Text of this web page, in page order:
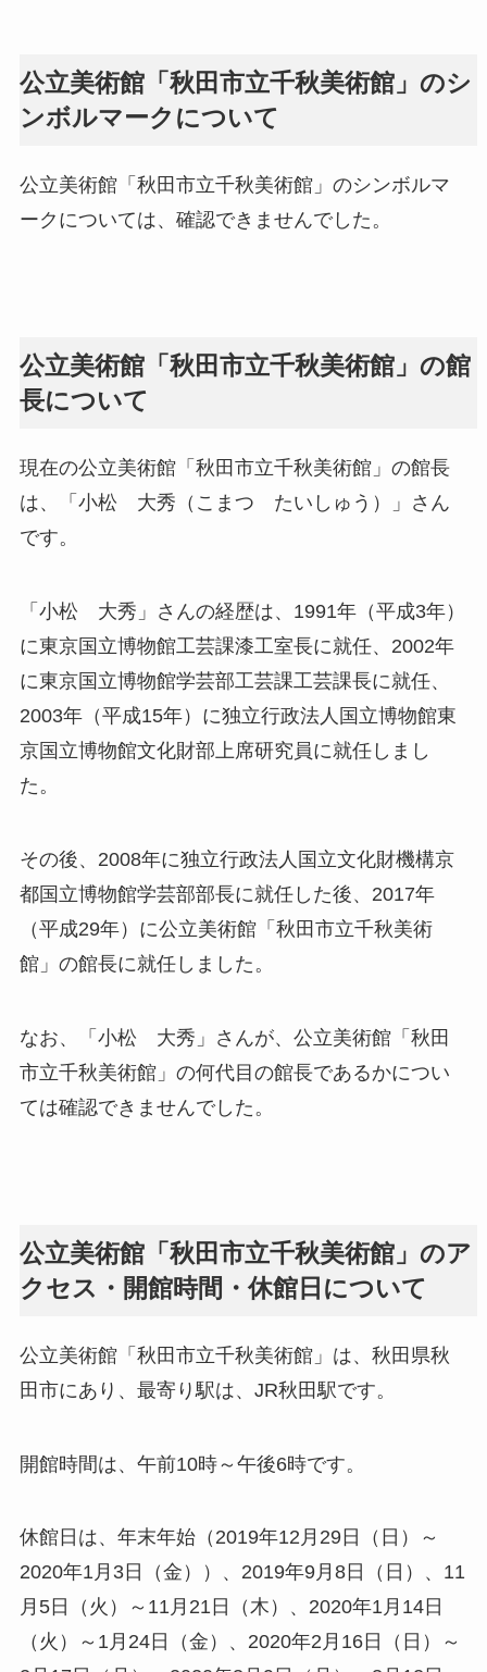
公立美術館「秋田市立千秋美術館」のシ
ンボルマークについて
公立美術館「秋田市立千秋美術館」のシンボルマ
ークについては、確認できませんでした。
公立美術館「秋田市立千秋美術館」の館
長について
現在の公立美術館「秋田市立千秋美術館」の館長
は、「小松 大秀（こまつ たいしゅう）」さん
です。
「小松 大秀」さんの経歴は、1991年（平成3年）
に東京国立博物館工芸課漆工室長に就任、2002年
に東京国立博物館学芸部工芸課工芸課長に就任、
2003年（平成15年）に独立行政法人国立博物館東
京国立博物館文化財部上席研究員に就任しまし
た。
その後、2008年に独立行政法人国立文化財機構京
都国立博物館学芸部部長に就任した後、2017年
（平成29年）に公立美術館「秋田市立千秋美術
館」の館長に就任しました。
なお、「小松 大秀」さんが、公立美術館「秋田
市立千秋美術館」の何代目の館長であるかについ
ては確認できませんでした。
公立美術館「秋田市立千秋美術館」のア
クセス・開館時間・休館日について
公立美術館「秋田市立千秋美術館」は、秋田県秋
田市にあり、最寄り駅は、JR秋田駅です。
開館時間は、午前10時～午後6時です。
休館日は、年末年始（2019年12月29日（日）～
2020年1月3日（金））、2019年9月8日（日）、11
月5日（火）～11月21日（木）、2020年1月14日
（火）～1月24日（金）、2020年2月16日（日）～